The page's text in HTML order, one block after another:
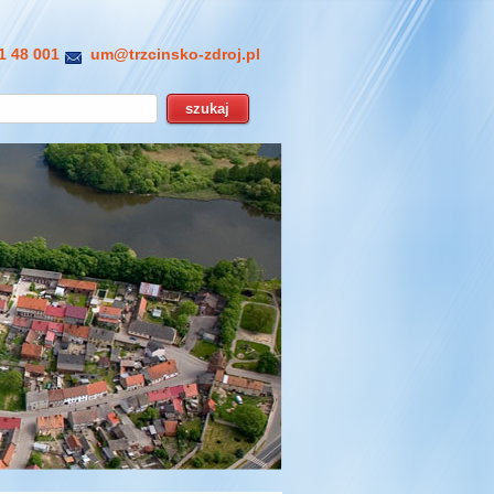
48 001 um@trzcinsko-zdroj.pl